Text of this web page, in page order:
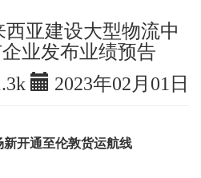
亚建设大型物流中
业发布业绩预告
2023年02月01日
开通至伦敦货运航线